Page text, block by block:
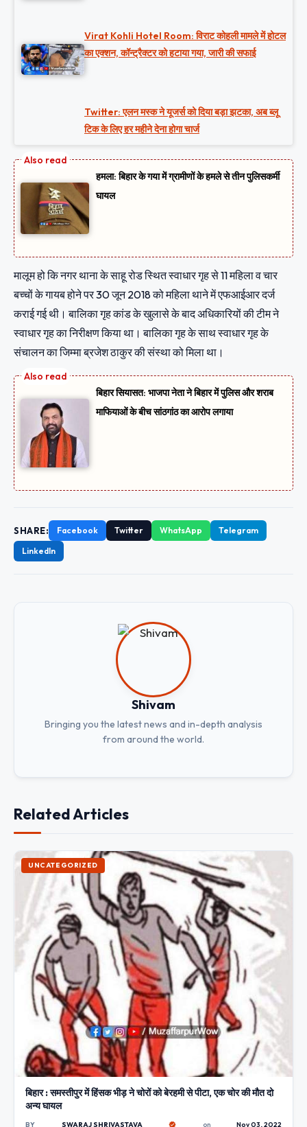
Virat Kohli Hotel Room: विराट कोहली मामले में होटल
का एक्शन, कॉन्ट्रैक्टर को हटाया गया, जारी की सफाई
Twitter: एलन मस्क ने यूजर्स को दिया बड़ा झटका, अब ब्लू
टिक के लिए हर महीने देना होगा चार्ज
हमला: बिहार के गया में ग्रामीणों के हमले से तीन पुलिसकर्मी
घायल
मालूम हो कि नगर थाना के साहू रोड स्थित स्वाधार गृह से 11 महिला व चार
बच्चों के गायब होने पर 30 जून 2018 को महिला थाने में एफआईआर दर्ज
कराई गई थी। बालिका गृह कांड के खुलासे के बाद अधिकारियों की टीम ने
स्वाधार गृह का निरीक्षण किया था। बालिका गृह के साथ स्वाधार गृह के
संचालन का जिम्मा ब्रजेश ठाकुर की संस्था को मिला था।
बिहार सियासत: भाजपा नेता ने बिहार में पुलिस और शराब
माफियाओं के बीच सांठगांठ का आरोप लगाया
SHARE: Facebook Twitter WhatsApp
Telegram
LinkedIn
Shivam
Bringing you the latest news and in-depth analysis
from around the world.
Related Articles
UNCATEGORIZED
बिहार : समस्तीपुर में हिंसक भीड़ ने चोरों को बेरहमी से पीटा, एक चोर की मौत दो
अन्य घायल
BY SWARAJ SHRIVASTAVA on Nov 03, 2022